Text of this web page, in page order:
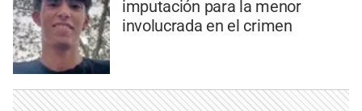
imputación para la menor
involucrada en el crimen